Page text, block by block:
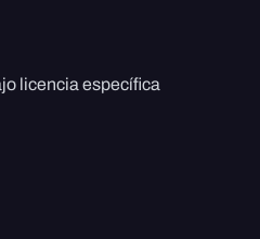
licencia específica